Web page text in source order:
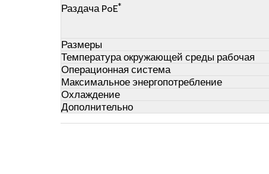
Раздача PoE*
Размеры
Температура окружающей среды рабочая
Операционная система
Максимальное энергопотребление
Охлаждение
Дополнительно